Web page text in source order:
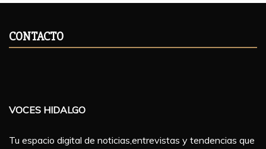
CONTACTO
VOCES HIDALGO
Tu espacio digital de noticias,entrevistas y tendencias que